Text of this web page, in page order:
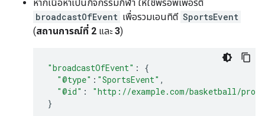
หากเนื้อหาเป็นกิจกรรมกีฬา ให้ใช้พร็อพเพอร์ตี้
broadcastOfEvent เพื่อรวมเอนทิตี SportsEvent
(สถานการณ์ที่ 2 และ3)
"broadcastOfEvent" :
{
"@type" : "SportsEvent" ,
"@id" :
"http://example.com/basketball/
}